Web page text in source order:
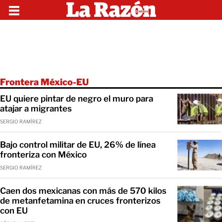
Frontera México-EU
EU quiere pintar de negro el muro para
atajar a migrantes
SERGIO RAMÍREZ
Bajo control militar de EU, 26% de línea
fronteriza con México
SERGIO RAMÍREZ
Caen dos mexicanas con más de 570 kilos
de metanfetamina en cruces fronterizos
con EU